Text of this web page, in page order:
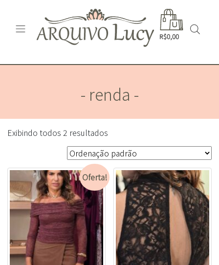
R$0,00
- renda -
Exibindo todos 2 resultados
Oferta!